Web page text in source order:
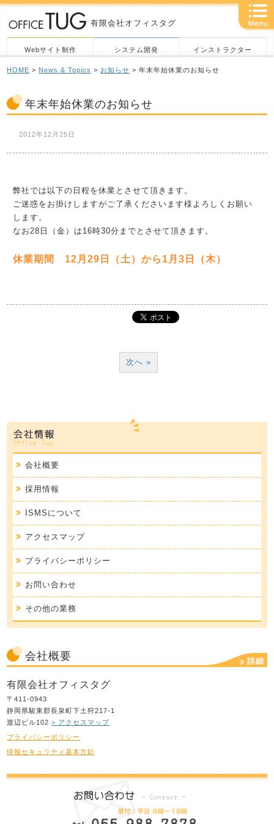
有限会社オフィスタグ
Webサイト制作 システム開発 インストラクター
HOME > News & Topics > お知らせ > 年末年始休業のお知らせ
年末年始休業のお知らせ
2012年12月25日
弊社では以下の日程を休業とさせて頂きます。
ご迷惑をお掛けしますがご了承くださいます様よろしくお願い
します。
なお28日（金）は16時30分までとさせて頂きます。
休業期間 12月29日（土）から1月3日（木）
次へ »
会社概要
採用情報
ISMSについて
アクセスマップ
プライバシーポリシー
お問い合わせ
その他の業務
会社概要 詳細
有限会社オフィスタグ
〒411-0943
静岡県駿東郡長泉町下土狩217-1
渡辺ビル102> アクセスマップ
プライバシーポリシー
情報セキュリティ基本方針